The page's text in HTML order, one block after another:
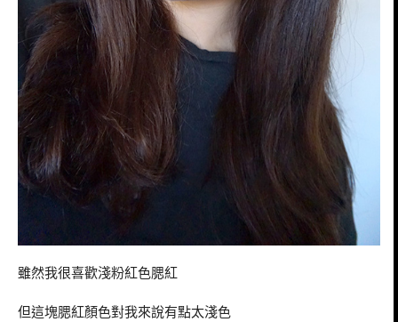
雖然我很喜歡淺粉紅色腮紅
但這塊腮紅顏色對我來說有點太淺色